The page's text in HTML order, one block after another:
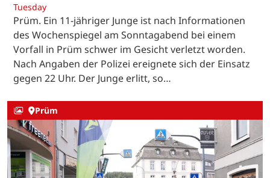
Tuesday
Prüm. Ein 11-jähriger Junge ist nach Informationen
des Wochenspiegel am Sonntagabend bei einem
Vorfall in Prüm schwer im Gesicht verletzt worden.
Nach Angaben der Polizei ereignete sich der Einsatz
gegen 22 Uhr. Der Junge erlitt, so…
Prüm